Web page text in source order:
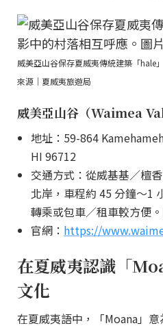
威美亞山谷保存夏威夷傳統建築「hale
來源｜夏威夷旅遊局
威美亞山谷（Waimea
地址：59-864
HI 96712
交通方式：從威基基／檀
北岸，車程約 45 分鐘～1
轉乘或包車／租車較方便
官網： https://
在夏威夷認識「
文化
在夏威夷語中，「Moana」